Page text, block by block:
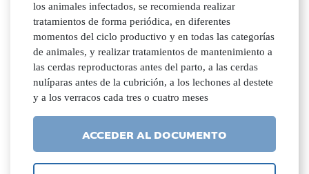
los animales infectados, se recomienda realizar
tratamientos de forma periódica, en diferentes
momentos del ciclo productivo y en todas las categorías
de animales, y realizar tratamientos de mantenimiento a
las cerdas reproductoras antes del parto, a las cerdas
nulíparas antes de la cubrición, a los lechones al destete
y a los verracos cada tres o cuatro meses
ACCEDER AL DOCUMENTO